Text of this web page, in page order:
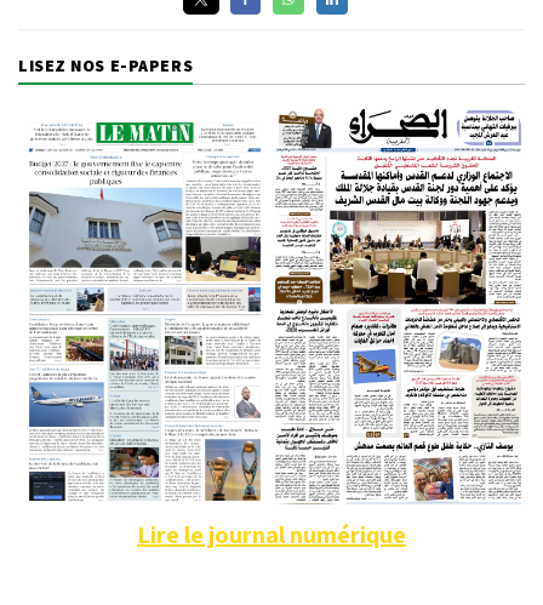
LISEZ NOS E-PAPERS
Lire le journal numérique